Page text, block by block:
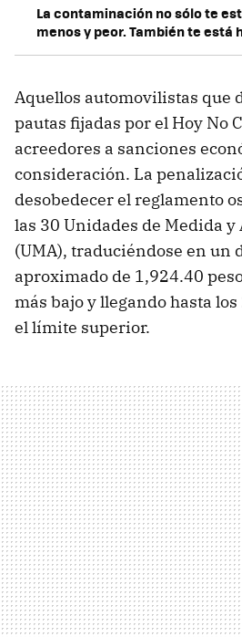
La contaminación no sólo te
menos y peor. También te
Aquellos automovilistas que
pautas fijadas por el Hoy No
acreedores a sanciones
consideración. La
desobedecer el reglamento
las 30 Unidades de Medida
(UMA), traduciéndose en un
aproximado de 1,924.40
más bajo y llegando hasta
el límite superior.